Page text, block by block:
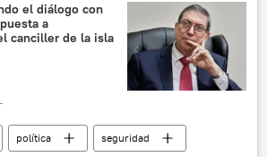
el diálogo con
a
canciller de la isla
política
seguridad